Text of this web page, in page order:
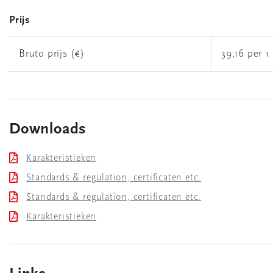
Prijs
Bruto prijs (€) 39,16 per 1
Downloads
Karakteristieken
Standards & regulation, certificaten etc.
Standards & regulation, certificaten etc.
Karakteristieken